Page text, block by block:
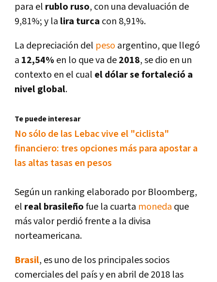
para el rublo ruso, con una devaluación de
9,81%; y la lira turca con 8,91%.
La depreciación del peso argentino, que llegó
a 12,54% en lo que va de2018, se dio en un
contexto en el cual el dólar se fortaleció a
nivel global.
Te puede interesar
No sólo de las Lebac vive el "ciclista"
financiero: tres opciones más para apostar a
las altas tasas en pesos
Según un ranking elaborado por Bloomberg,
el real brasileñofue la cuarta moneda que
más valor perdió frente a la divisa
norteamericana.
Brasil, es uno de los principales socios
comerciales del paí­s y en abril de 2018 las